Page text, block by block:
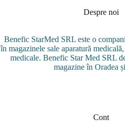
Despre noi
Benefic StarMed SRL este o
în magazinele sale aparatură
medicale. Benefic Star Med SRL
magazine în Oradea
Cont